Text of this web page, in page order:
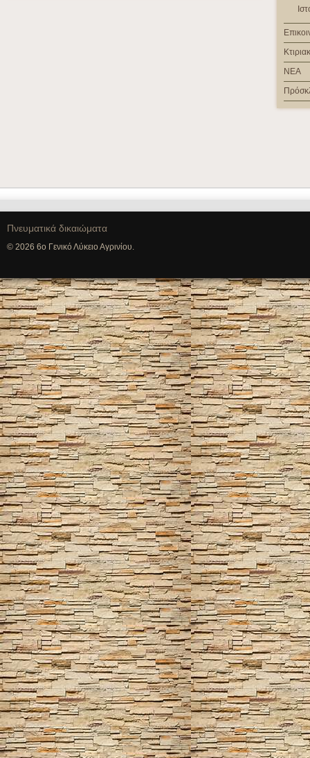
ΝΕΑ
Πνευματικά δικαιώματα
© 2026 6ο Γενικό Λύκειο Αγρινίου.